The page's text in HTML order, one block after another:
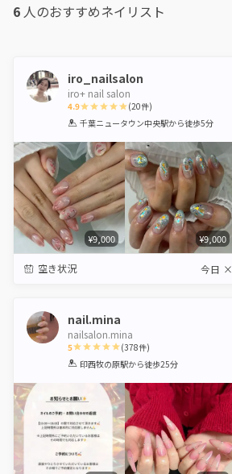
6 人のおすすめネイリスト
iro_nailsalon
iro+ nail salon
4.9
1 2 3 4 5
(20件)
千葉ニュータウン中央駅から徒歩5分
¥9,000 ¥9,000
空き状況 今日 ×
nail.mina
nailsalon.mina
5
1 2 3 4 5
(378件)
印西牧の原駅から徒歩25分